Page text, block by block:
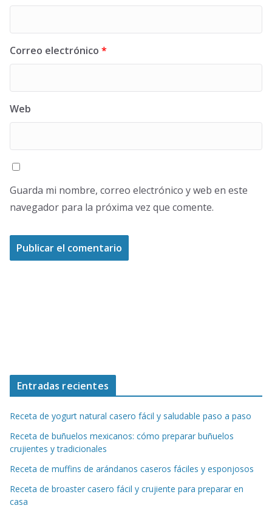
Correo electrónico *
Web
Guarda mi nombre, correo electrónico y web en este
navegador para la próxima vez que comente.
Entradas recientes
Receta de yogurt natural casero fácil y saludable paso a paso
Receta de buñuelos mexicanos: cómo preparar buñuelos
crujientes y tradicionales
Receta de muffins de arándanos caseros fáciles y esponjosos
Receta de broaster casero fácil y crujiente para preparar en
casa